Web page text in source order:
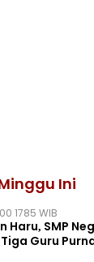
Ini
1785 WIB
Haru, SMP
Guru